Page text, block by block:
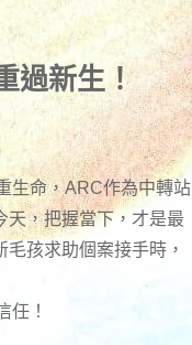
過新生！
生命，ARC作為中轉站
天，把握當下，才是最
孩求助個案接手時，
任！